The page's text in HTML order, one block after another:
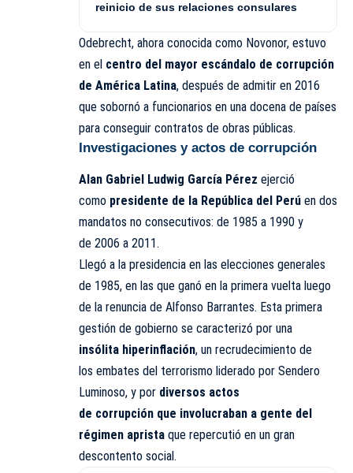
reinicio de sus relaciones consulares
Odebrecht, ahora conocida como Novonor, estuvo
en el centro del mayor escándalo de corrupción
de América Latina, después de admitir en 2016
que sobornó a funcionarios en una docena de países
para conseguir contratos de obras públicas.
Investigaciones y actos de corrupción
Alan Gabriel Ludwig García Pérez ejerció
como presidente de la República del Perú en dos
mandatos no consecutivos: de 1985 a 1990 y
de 2006 a 2011.
Llegó a la presidencia en las elecciones generales
de 1985, en las que ganó en la primera vuelta luego
de la renuncia de Alfonso Barrantes. Esta primera
gestión de gobierno se caracterizó por una
insólita hiperinflación,​ un recrudecimiento de
los embates del terrorismo liderado por Sendero
Luminoso, y por diversos actos
de corrupción que involucraban a gente del
régimen aprista que repercutió en un gran
descontento social.